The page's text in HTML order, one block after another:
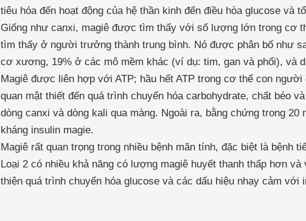
tiêu hóa đến hoạt động của hệ thần kinh đến điều hòa glucose và
Giống như canxi, magiê được tìm thấy với số lượng lớn trong cơ
tìm thấy ở người trưởng thành trung bình. Nó được phân bố như
cơ xương, 19% ở các mô mềm khác (ví dụ: tim, gan và phổi), và
Magiê được liên hợp với ATP; hầu hết ATP trong cơ thể con
quan mật thiết đến quá trình chuyển hóa carbohydrate, chất béo
dòng canxi và dòng kali qua màng. Ngoài ra, bằng chứng trong
kháng insulin magie.
Magiê rất quan trọng trong nhiều bệnh mãn tính, đặc biệt là bệnh
Loại 2 có nhiều khả năng có lượng magiê huyết thanh thấp hơn
thiện quá trình chuyển hóa glucose và các dấu hiệu nhạy cảm với